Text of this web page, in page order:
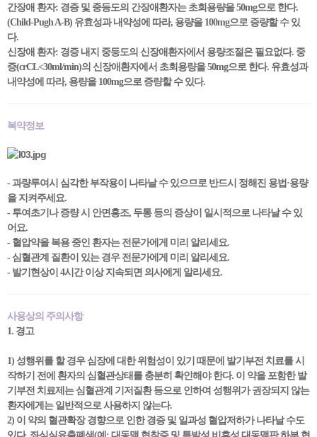
간장애 환자: 경증 및 중등도의 간장애환자는 초회용량을 50mg으로 한다.
(Child-Pugh A-B) 유효성과 내약성에 따라, 용량을 100mg으로 증량할 수 있
다.
신장애 환자: 경증 내지 중등도의 신장애환자에서 용량조절은 필요없다. 중
증(crCL<30ml/min)의 신장애환자에서 초회용량을 50mg으로 한다. 유효성과
내약성에 따라, 용량을 100mg으로 증량할 수 있다.
복약정보
- 과량투여시 심각한 부작용이 나타날 수 있으므로 반드시 정해진 용법·용량
을 지켜주세요.
- 투여초기나 증량 시 안면홍조, 두통 등의 증상이 일시적으로 나타날 수 있
어요.
- 혈압약을 복용 중인 환자는 전문가에게 미리 알리세요.
- 심혈관계 질환이 있는 경우 전문가에게 미리 알리세요.
- 발기현상이 4시간 이상 지속되면 의사에게 알리세요.
사용상의 주의사항
1. 경고
1) 성행위를 할 경우 심장에 대한 위험성이 있기 때문에 발기부전 치료를 시
작하기 전에 환자의 심혈관상태를 충분히 확인해야 한다. 이 약을 포함한 발
기부전 치료제는 심혈관계 기저질환 등으로 인하여 성행위가 권장되지 않는
환자에게는 일반적으로 사용하지 않는다.
2) 이 약의 혈관확장 경향으로 인한 경증 및 일과성 혈압저하가 나타날 수도